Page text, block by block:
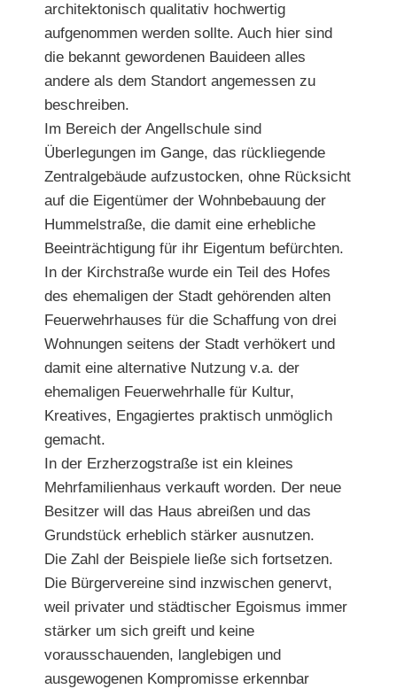
architektonisch qualitativ hochwertig
aufgenommen werden sollte. Auch hier sind
die bekannt gewordenen Bauideen alles
andere als dem Standort angemessen zu
beschreiben.
Im Bereich der Angellschule sind
Überlegungen im Gange, das rückliegende
Zentralgebäude aufzustocken, ohne Rücksicht
auf die Eigentümer der Wohnbebauung der
Hummelstraße, die damit eine erhebliche
Beeinträchtigung für ihr Eigentum befürchten.
In der Kirchstraße wurde ein Teil des Hofes
des ehemaligen der Stadt gehörenden alten
Feuerwehrhauses für die Schaffung von drei
Wohnungen seitens der Stadt verhökert und
damit eine alternative Nutzung v.a. der
ehemaligen Feuerwehrhalle für Kultur,
Kreatives, Engagiertes praktisch unmöglich
gemacht.
In der Erzherzogstraße ist ein kleines
Mehrfamilienhaus verkauft worden. Der neue
Besitzer will das Haus abreißen und das
Grundstück erheblich stärker ausnutzen.
Die Zahl der Beispiele ließe sich fortsetzen.
Die Bürgervereine sind inzwischen genervt,
weil privater und städtischer Egoismus immer
stärker um sich greift und keine
vorausschauenden, langlebigen und
ausgewogenen Kompromisse erkennbar